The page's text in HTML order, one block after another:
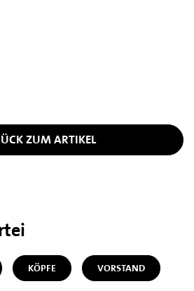
ZUM ARTIKEL
KÖPFE VORSTAND